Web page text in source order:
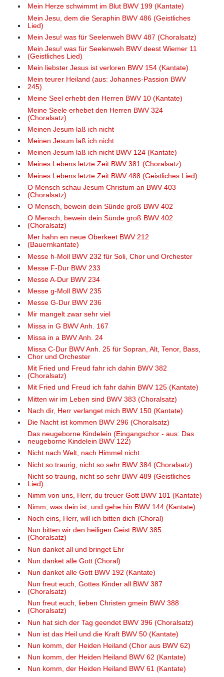
Mein Herze schwimmt im Blut BWV 199 (Kantate)
Mein Jesu, dem die Seraphin BWV 486 (Geistliches
Lied)
Mein Jesu! was für Seelenweh BWV 487 (Choralsatz)
Mein Jesu! was für Seelenweh BWV deest Wiemer 11
(Geistliches Lied)
Mein liebster Jesus ist verloren BWV 154 (Kantate)
Mein teurer Heiland (aus: Johannes-Passion BWV
245)
Meine Seel erhebt den Herren BWV 10 (Kantate)
Meine Seele erhebet den Herren BWV 324
(Choralsatz)
Meinen Jesum laß ich nicht
Meinen Jesum laß ich nicht
Meinen Jesum laß ich nicht BWV 124 (Kantate)
Meines Lebens letzte Zeit BWV 381 (Choralsatz)
Meines Lebens letzte Zeit BWV 488 (Geistliches Lied)
O Mensch schau Jesum Christum an BWV 403
(Choralsatz)
O Mensch, bewein dein Sünde groß BWV 402
O Mensch, bewein dein Sünde groß BWV 402
(Choralsatz)
Mer hahn en neue Oberkeet BWV 212
(Bauernkantate)
Messe h-Moll BWV 232 für Soli, Chor und Orchester
Messe F-Dur BWV 233
Messe A-Dur BWV 234
Messe g-Moll BWV 235
Messe G-Dur BWV 236
Mir mangelt zwar sehr viel
Missa in G BWV Anh. 167
Missa in a BWV Anh. 24
Missa C-Dur BWV Anh. 25 für Sopran, Alt, Tenor, Bass,
Chor und Orchester
Mit Fried und Freud fahr ich dahin BWV 382
(Choralsatz)
Mit Fried und Freud ich fahr dahin BWV 125 (Kantate)
Mitten wir im Leben sind BWV 383 (Choralsatz)
Nach dir, Herr verlanget mich BWV 150 (Kantate)
Die Nacht ist kommen BWV 296 (Choralsatz)
Das neugeborne Kindelein (Eingangschor - aus: Das
neugeborne Kindelein BWV 122)
Nicht nach Welt, nach Himmel nicht
Nicht so traurig, nicht so sehr BWV 384 (Choralsatz)
Nicht so traurig, nicht so sehr BWV 489 (Geistliches
Lied)
Nimm von uns, Herr, du treuer Gott BWV 101 (Kantate)
Nimm, was dein ist, und gehe hin BWV 144 (Kantate)
Noch eins, Herr, will ich bitten dich (Choral)
Nun bitten wir den heiligen Geist BWV 385
(Choralsatz)
Nun danket all und bringet Ehr
Nun danket alle Gott (Choral)
Nun danket alle Gott BWV 192 (Kantate)
Nun freut euch, Gottes Kinder all BWV 387
(Choralsatz)
Nun freut euch, lieben Christen gmein BWV 388
(Choralsatz)
Nun hat sich der Tag geendet BWV 396 (Choralsatz)
Nun ist das Heil und die Kraft BWV 50 (Kantate)
Nun komm, der Heiden Heiland (Chor aus BWV 62)
Nun komm, der Heiden Heiland BWV 62 (Kantate)
Nun komm, der Heiden Heiland BWV 61 (Kantate)